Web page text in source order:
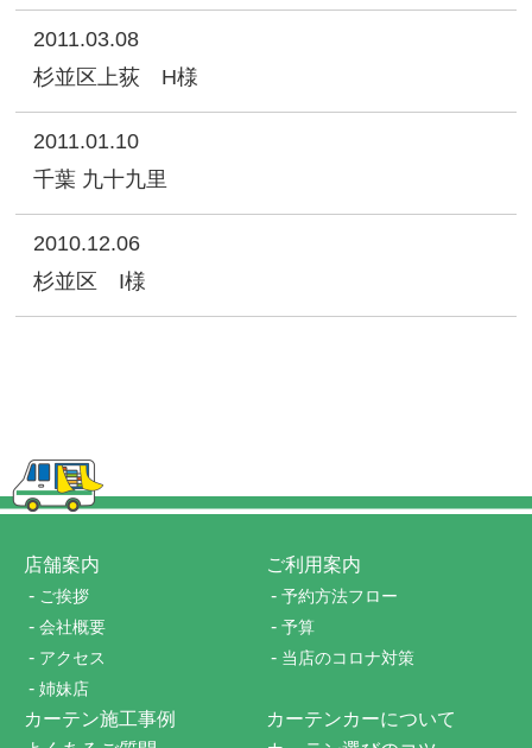
2011.03.08
杉並区上荻 H様
2011.01.10
千葉 九十九里
2010.12.06
杉並区 I様
店舗案内
- ご挨拶
- 会社概要
- アクセス
- 姉妹店
ご利用案内
- 予約方法フロー
- 予算
- 当店のコロナ対策
カーテン施工事例
カーテンカーについて